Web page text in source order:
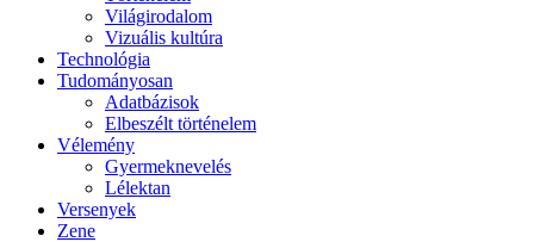
Világirodalom
Vizuális kultúra
Technológia
Tudományosan
Adatbázisok
Elbeszélt történelem
Vélemény
Gyermeknevelés
Lélektan
Versenyek
Zene